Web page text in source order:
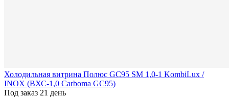
Холодильная витрина Полюс GC95 SM 1,0-1 KombiLux /
INOX (ВХС-1,0 Carboma GC95)
Под заказ 21 день